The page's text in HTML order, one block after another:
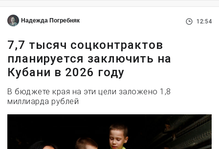
Надежда Погребняк 12:54
7,7 тысяч соцконтрактов
планируется заключить на
Кубани в 2026 году
В бюджете края на эти цели заложено 1,8
миллиарда рублей